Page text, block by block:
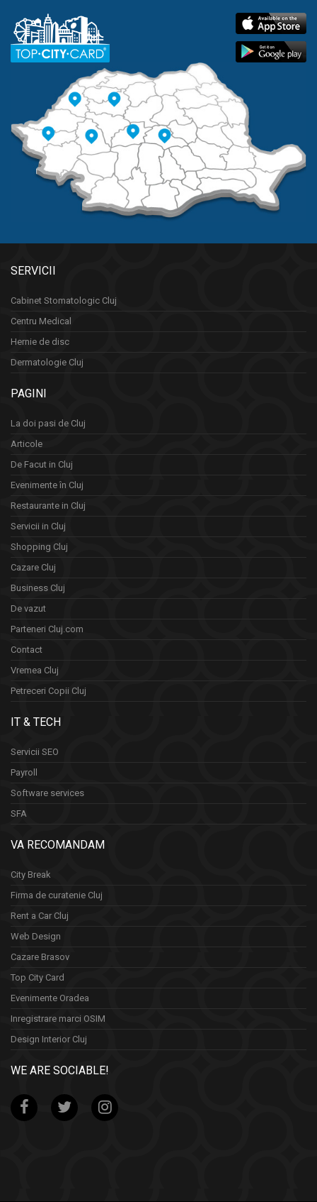
SERVICII
Cabinet Stomatologic Cluj
Centru Medical
Hernie de disc
Dermatologie Cluj
PAGINI
La doi pasi de Cluj
Articole
De Facut in Cluj
Evenimente în Cluj
Restaurante in Cluj
Servicii in Cluj
Shopping Cluj
Cazare Cluj
Business Cluj
De vazut
Parteneri Cluj.com
Contact
Vremea Cluj
Petreceri Copii Cluj
IT & TECH
Servicii SEO
Payroll
Software services
SFA
VA RECOMANDAM
City Break
Firma de curatenie Cluj
Rent a Car Cluj
Web Design
Cazare Brasov
Top City Card
Evenimente Oradea
Inregistrare marci OSIM
Design Interior Cluj
WE ARE SOCIABLE!